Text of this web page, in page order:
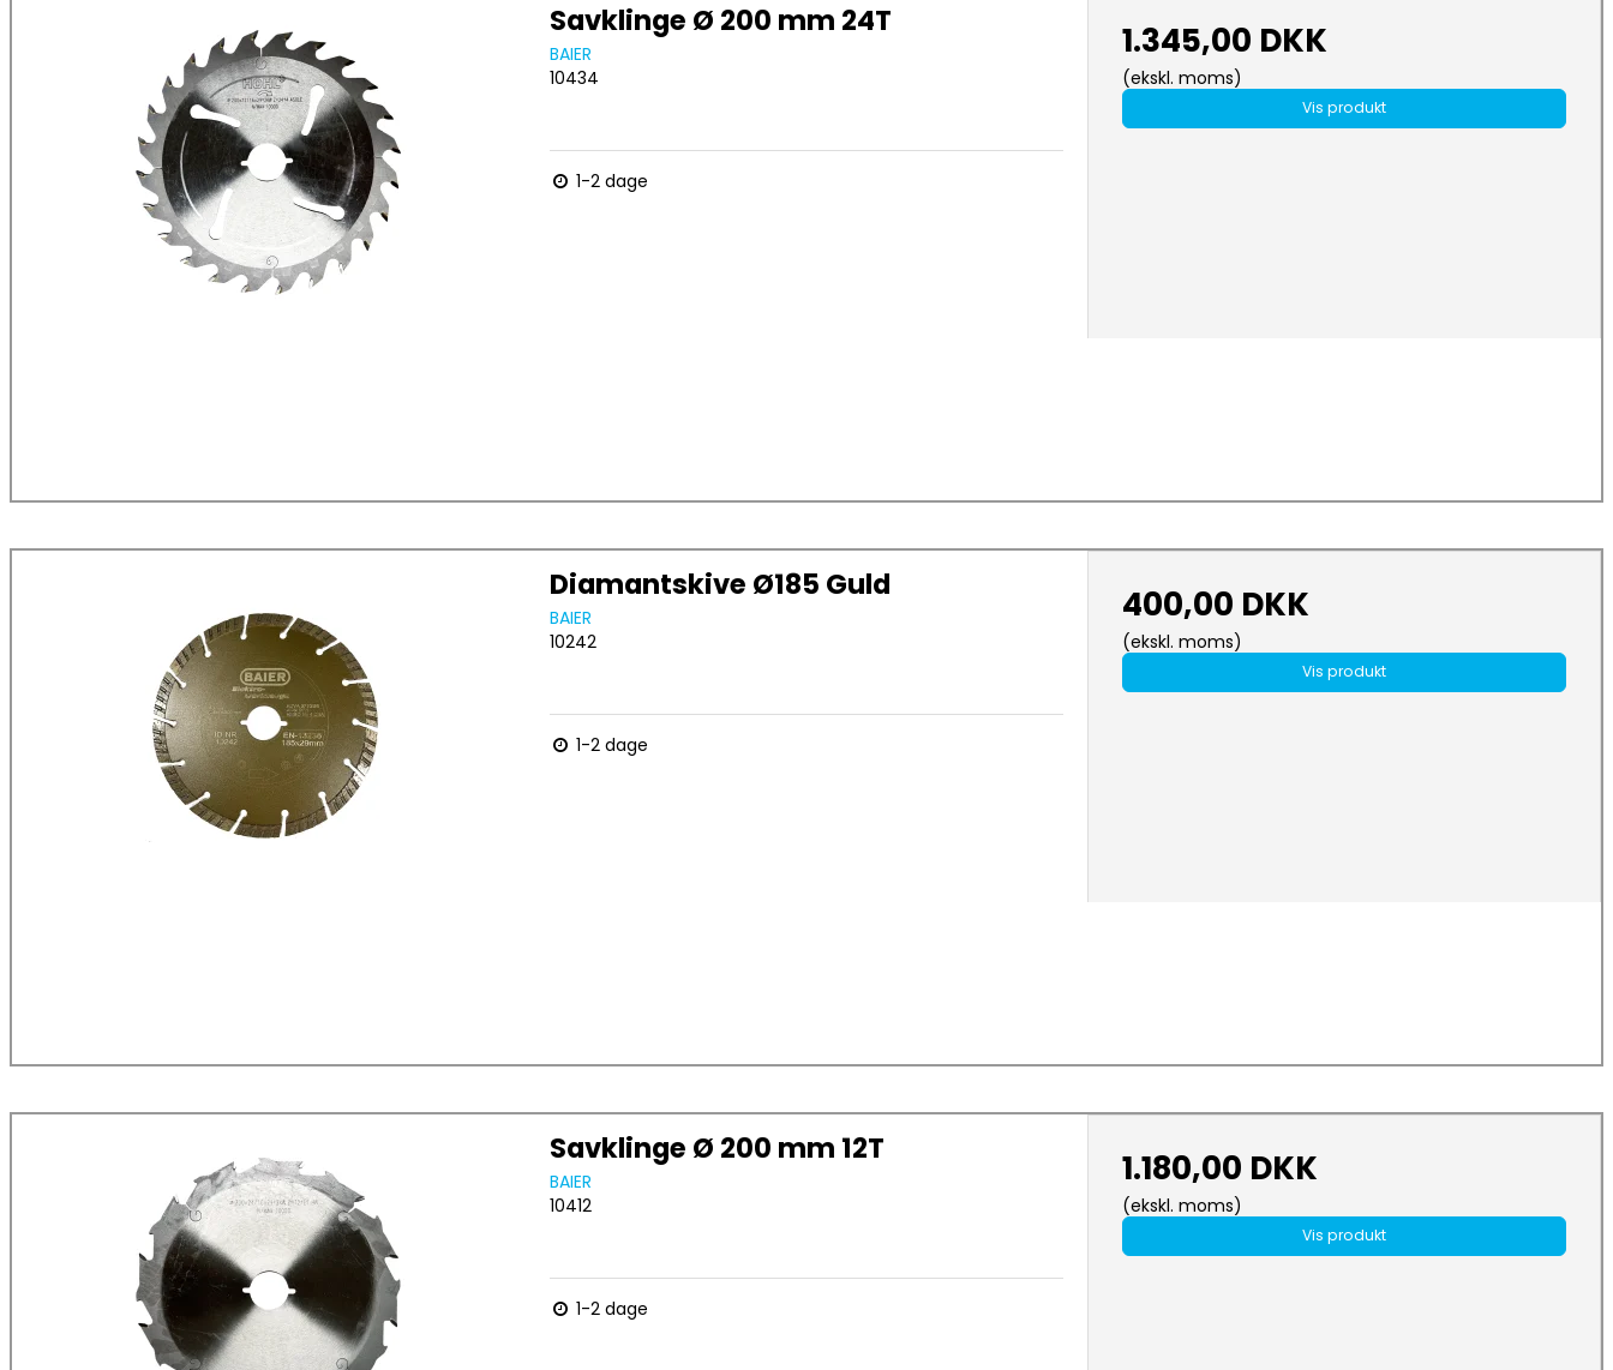
Savklinge Ø 200 mm 24T
BAIER
10434
1-2 dage
1.345,00 DKK
(ekskl. moms)
Vis produkt
Diamantskive Ø185 Guld
BAIER
10242
1-2 dage
400,00 DKK
(ekskl. moms)
Vis produkt
Savklinge Ø 200 mm 12T
BAIER
10412
1-2 dage
1.180,00 DKK
(ekskl. moms)
Vis produkt